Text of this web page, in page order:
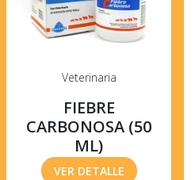
Veterinaria
FIEBRE
CARBONOSA (50
ML)
VER DETALLE